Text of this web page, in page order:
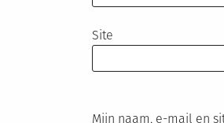
Site
Mijn naam, e-mail en